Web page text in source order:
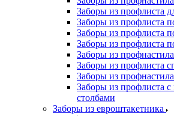
Заборы из профлиста
Заборы из профлиста
Заборы из профлиста
Заборы из профлиста
Заборы из
Заборы из профлиста
Заборы из
Заборы из профлиста
столбами
Заборы из евроштакетника